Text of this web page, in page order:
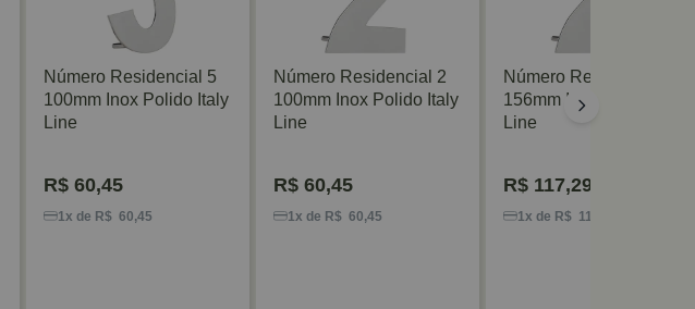
Número Residencial 5
100mm Inox Polido Italy
Line
R$60,45
1x de R$ 60,45
Número Residencial 2
100mm Inox Polido Italy
Line
R$ 60,45
1x de R$ 60,45
Número Residencial 2
156mm Inox Polido Italy
Line
R$ 117,29
1x de R$ 117,29